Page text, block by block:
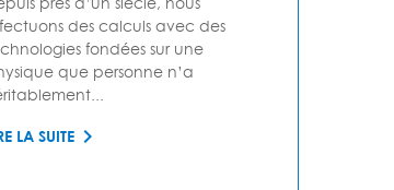
des calculs avec des
fondées sur une
que personne n’a
LA SUITE